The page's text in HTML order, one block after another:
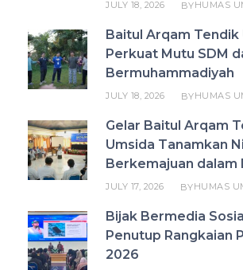
JULY 18, 2026 BYHUMAS
Baitul Arqam Tendik
Perkuat Mutu SDM
Bermuhammadiyah
JULY 18, 2026 BYHUMAS
Gelar Baitul Arqam
Umsida Tanamkan
Berkemajuan dalam
JULY 17, 2026 BYHUMAS
Bijak Bermedia
Penutup Rangkaian
2026